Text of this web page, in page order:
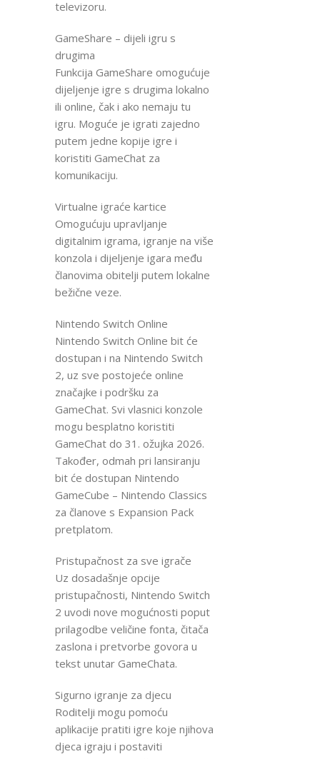
televizoru.
GameShare – dijeli igru s
drugima
Funkcija GameShare omogućuje
dijeljenje igre s drugima lokalno
ili online, čak i ako nemaju tu
igru. Moguće je igrati zajedno
putem jedne kopije igre i
koristiti GameChat za
komunikaciju.
Virtualne igraće kartice
Omogućuju upravljanje
digitalnim igrama, igranje na više
konzola i dijeljenje igara među
članovima obitelji putem lokalne
bežične veze.
Nintendo Switch Online
Nintendo Switch Online bit će
dostupan i na Nintendo Switch
2, uz sve postojeće online
značajke i podršku za
GameChat. Svi vlasnici konzole
mogu besplatno koristiti
GameChat do 31. ožujka 2026.
Također, odmah pri lansiranju
bit će dostupan Nintendo
GameCube – Nintendo Classics
za članove s Expansion Pack
pretplatom.
Pristupačnost za sve igrače
Uz dosadašnje opcije
pristupačnosti, Nintendo Switch
2 uvodi nove mogućnosti poput
prilagodbe veličine fonta, čitača
zaslona i pretvorbe govora u
tekst unutar GameChata.
Sigurno igranje za djecu
Roditelji mogu pomoću
aplikacije pratiti igre koje njihova
djeca igraju i postaviti